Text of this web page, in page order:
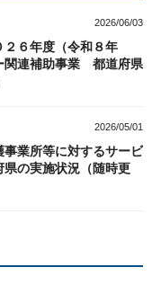
2026/06/03
２６年度（令和８年
連補助事業 都道府県
2026/05/01
事業所等に対するサービ
の実施状況（随時更